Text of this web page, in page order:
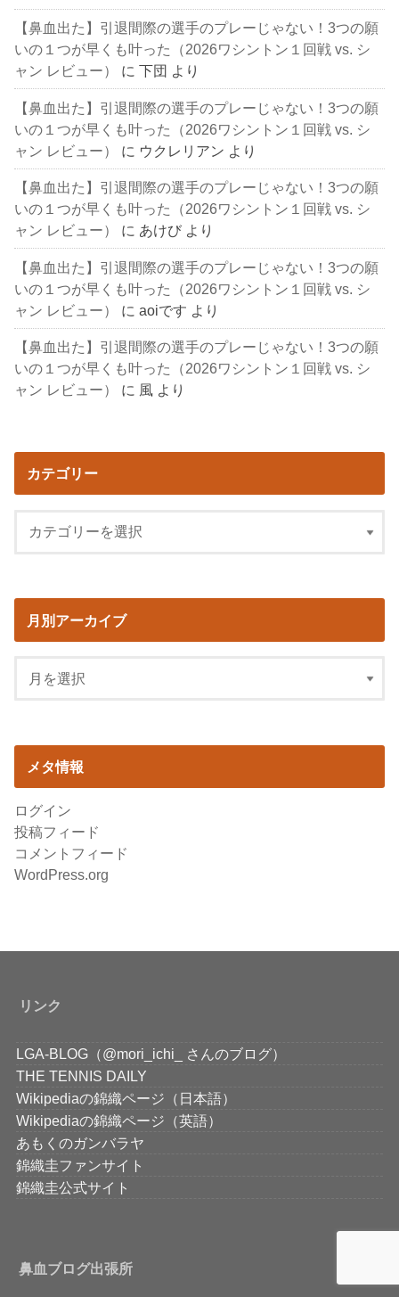
【鼻血出た】引退間際の選手のプレーじゃない！3つの願
いの１つが早くも叶った（2026ワシントン１回戦 vs. シ
ャン レビュー）
に下団 より
【鼻血出た】引退間際の選手のプレーじゃない！3つの願
いの１つが早くも叶った（2026ワシントン１回戦 vs. シ
ャン レビュー）
に ウクレリアン より
【鼻血出た】引退間際の選手のプレーじゃない！3つの願
いの１つが早くも叶った（2026ワシントン１回戦 vs. シ
ャン レビュー）
に あけび より
【鼻血出た】引退間際の選手のプレーじゃない！3つの願
いの１つが早くも叶った（2026ワシントン１回戦 vs. シ
ャン レビュー）
にaoiです より
【鼻血出た】引退間際の選手のプレーじゃない！3つの願
いの１つが早くも叶った（2026ワシントン１回戦 vs. シ
ャン レビュー）
に 風 より
カテゴリー
月別アーカイブ
メタ情報
ログイン
投稿フィード
コメントフィード
WordPress.org
リンク
LGA-BLOG（@mori_ichi_ さんのブログ）
THE TENNIS DAILY
Wikipediaの錦織ページ（日本語）
Wikipediaの錦織ページ（英語）
あもくのガンバラヤ
錦織圭ファンサイト
錦織圭公式サイト
鼻血ブログ出張所